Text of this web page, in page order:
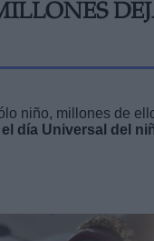
niño, millones de
día Universal del